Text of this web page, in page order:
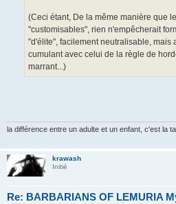
(Ceci étant, De la même manière que
"customisables", rien n'empêcherait
"d'élite", facilement neutralisable, mais
cumulant avec celui de la règle de
marrant...)
la différence entre un adulte et un enfant, c'est la
krawash
Initié
Re: BARBARIANS OF LEMURIA